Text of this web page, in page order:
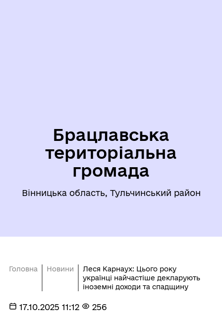
Брацлавська
територіальна
громада
Вінницька область, Тульчинський район
Головна Новини
Леся Карнаух: Цього року
українці найчастіше декларують
іноземні доходи та спадщину
17.10.2025 11:12 256